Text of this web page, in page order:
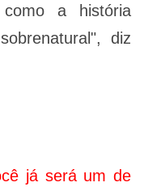
a história
diz
já será um de